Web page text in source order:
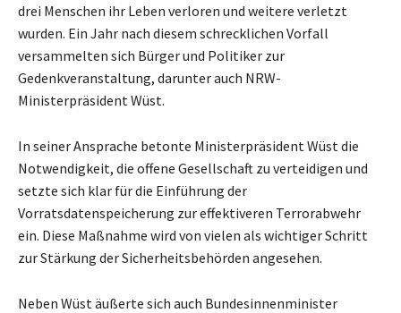
drei Menschen ihr Leben verloren und weitere verletzt
wurden. Ein Jahr nach diesem schrecklichen Vorfall
versammelten sich Bürger und Politiker zur
Gedenkveranstaltung, darunter auch NRW-
Ministerpräsident Wüst.
In seiner Ansprache betonte Ministerpräsident Wüst die
Notwendigkeit, die offene Gesellschaft zu verteidigen und
setzte sich klar für die Einführung der
Vorratsdatenspeicherung zur effektiveren Terrorabwehr
ein. Diese Maßnahme wird von vielen als wichtiger Schritt
zur Stärkung der Sicherheitsbehörden angesehen.
Neben Wüst äußerte sich auch Bundesinnenminister